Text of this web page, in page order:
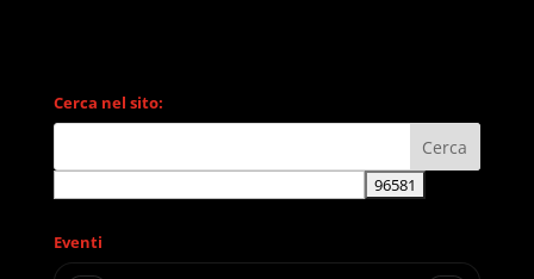
Cerca nel sito:
Eventi